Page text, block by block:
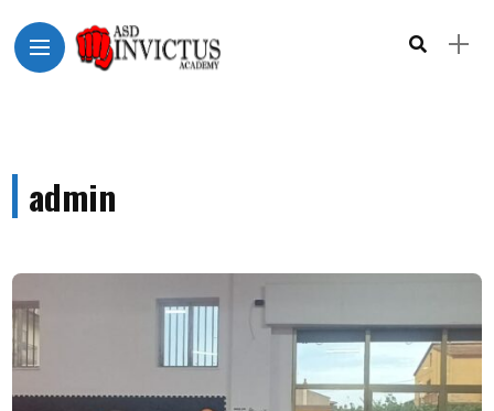
admin